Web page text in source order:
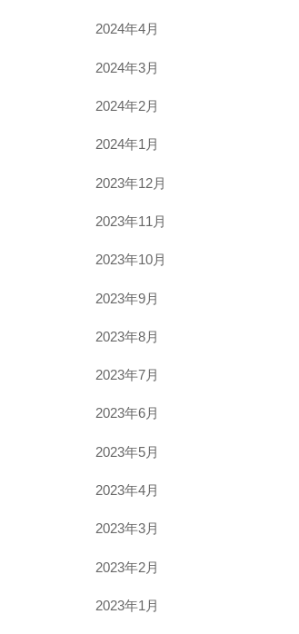
2024年4月
2024年3月
2024年2月
2024年1月
2023年12月
2023年11月
2023年10月
2023年9月
2023年8月
2023年7月
2023年6月
2023年5月
2023年4月
2023年3月
2023年2月
2023年1月